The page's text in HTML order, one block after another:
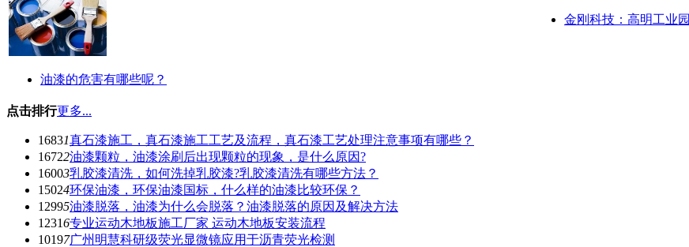
油漆的危害有哪些呢？
金刚科技：高明工业园
点击排行更多...
16831真石漆施工，真石漆施工工艺及流程，真石漆工艺处理注意事项有哪些？
16722油漆颗粒，油漆涂刷后出现颗粒的现象，是什么原因?
16003乳胶漆清洗，如何洗掉乳胶漆?乳胶漆清洗有哪些方法？
15024环保油漆，环保油漆国标，什么样的油漆比较环保？
12995油漆脱落，油漆为什么会脱落？油漆脱落的原因及解决方法
12316专业运动木地板施工厂家 运动木地板安装流程
10197广州明慧科研级荧光显微镜应用于沥青荧光检测